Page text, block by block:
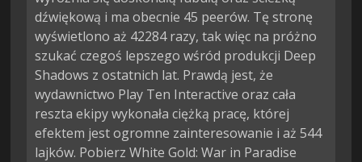
dźwiękową i ma obecnie 45 peerów. Tę stronę
wyświetlono aż 42284 razy, tak więc na próżno
szukać czegoś lepszego wśród produkcji Deep
Shadows z ostatnich lat. Prawdą jest, że
wydawnictwo Play Ten Interactive oraz cała
reszta ekipy wykonała ciężką pracę, której
efektem jest ogromne zainteresowanie i aż 544
lajków. Pobierz White Gold: War in Paradise